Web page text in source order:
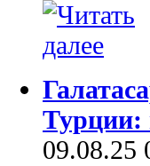
Турции:
09.08.25